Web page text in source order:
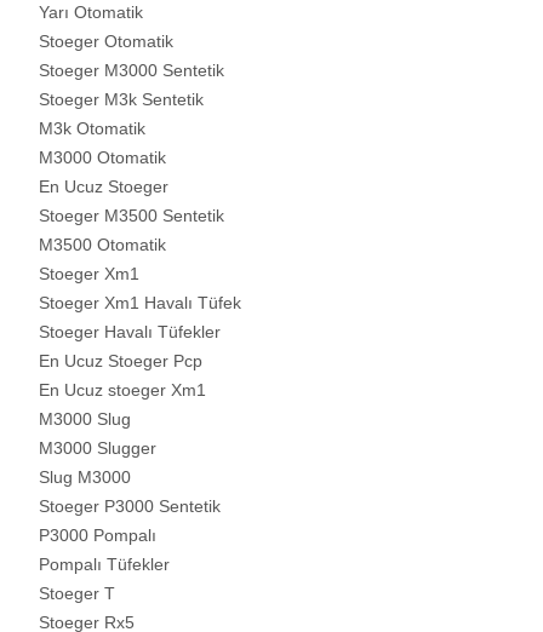
Yarı Otomatik
Stoeger Otomatik
Stoeger M3000 Sentetik
Stoeger M3k Sentetik
M3k Otomatik
M3000 Otomatik
En Ucuz Stoeger
Stoeger M3500 Sentetik
M3500 Otomatik
Stoeger Xm1
Stoeger Xm1 Havalı Tüfek
Stoeger Havalı Tüfekler
En Ucuz Stoeger Pcp
En Ucuz stoeger Xm1
M3000 Slug
M3000 Slugger
Slug M3000
Stoeger P3000 Sentetik
P3000 Pompalı
Pompalı Tüfekler
Stoeger T
Stoeger Rx5